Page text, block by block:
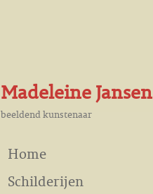
Madeleine Jansen
beeldend kunstenaar
Home
Schilderijen